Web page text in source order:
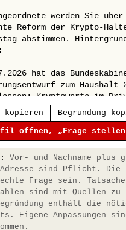
kopieren Begründung
öffnen, „Frage
Vor- und Nachname plus
sind Pflicht. Die
Frage sein.
sind mit Quellen zu
enthält die
Eigene Anpassungen